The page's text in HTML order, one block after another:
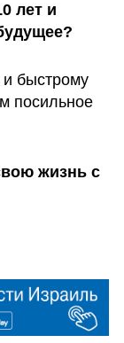
лет и
быстрому
посильное
жизнь с